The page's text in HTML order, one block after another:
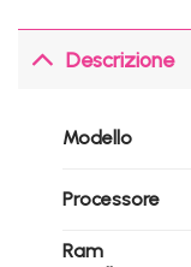
Descrizione
Modello
Processore
Ram